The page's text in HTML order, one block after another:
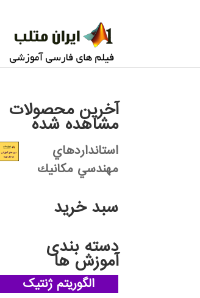
آخرین محصولات
مشاهده شده
استانداردهاي
مهندسي مكانيك
سبد خرید
دسته بندی
آموزش ها
الگوریتم ژنتیک